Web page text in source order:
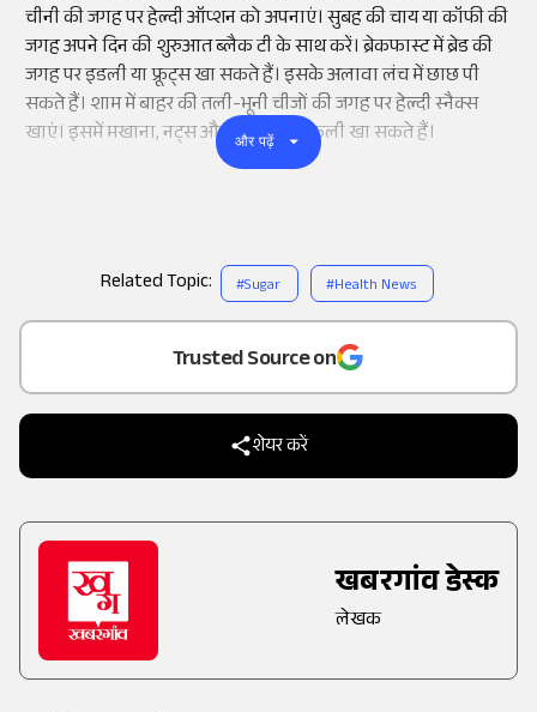
Add
Trusted Source on
शेयर करें
खबरगांव डेस्क
लेखक
चीनी की जगह पर हेल्दी ऑप्शन को अपनाएं। सुबह की चाय या कॉफी की
जगह अपने दिन की शुरुआत ब्लैक टी के साथ करें। ब्रेकफास्ट में ब्रेड की
जगह पर इडली या फ्रूट्स खा सकते हैं। इसके अलावा लंच में छाछ पी
सकते हैं। शाम में बाहर की तली-भूनी चीजों की जगह पर हेल्दी स्नैक्स
खाएं। इसमें मखाना, नट्स और भूनी हुई मूंगफली खा सकते हैं।
और पढ़ें
Related Topic: #Sugar #Health News